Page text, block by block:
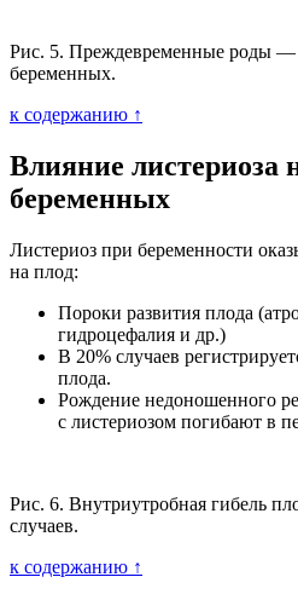
Рис. 5. Преждевременные роды —
беременных.
к содержанию ↑
Влияние листериоза
беременных
Листериоз при беременности
на плод:
Пороки развития плода
гидроцефалия и др.)
В 20% случаев
плода.
Рождение недоношенного
с листериозом погибают в
Рис. 6. Внутриутробная гибель
случаев.
к содержанию ↑